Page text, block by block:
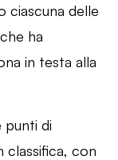
ciascuna delle
ha
in testa alla
punti di
classifica, con